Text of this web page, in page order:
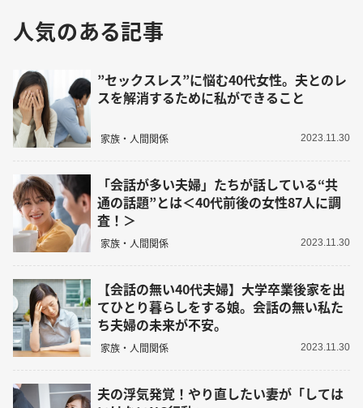
人気のある記事
”セックスレス”に悩む40代女性。夫とのレ
スを解消するために私ができること
家族・人間関係 2023.11.30
「会話が多い夫婦」たちが話している“共
通の話題”とは＜40代前後の女性87人に調
査！＞
家族・人間関係 2023.11.30
【会話の無い40代夫婦】大学卒業後家を出
てひとり暮らしをする娘。会話の無い私た
ち夫婦の未来が不安。
家族・人間関係 2023.11.30
夫の浮気発覚！やり直したい妻が「しては